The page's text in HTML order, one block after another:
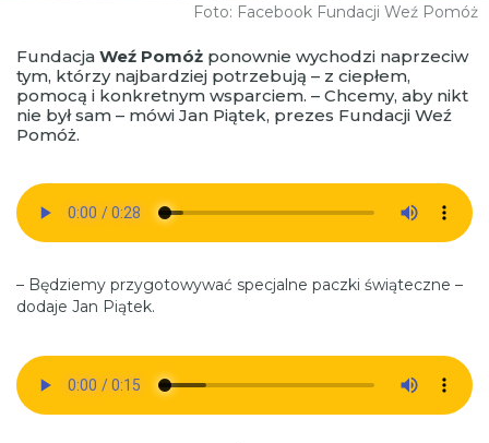
Foto: Facebook Fundacji Weź Pomóż
Fundacja Weź Pomóż ponownie wychodzi naprzeciw
tym, którzy najbardziej potrzebują – z ciepłem,
pomocą i konkretnym wsparciem. – Chcemy, aby nikt
nie był sam – mówi Jan Piątek, prezes Fundacji Weź
Pomóż.
– Będziemy przygotowywać specjalne paczki świąteczne –
dodaje Jan Piątek.